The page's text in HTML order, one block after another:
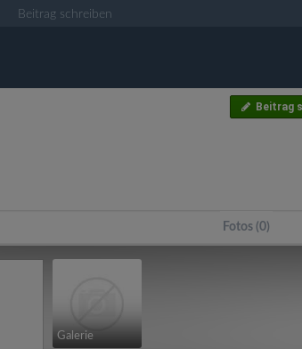
Beitrag schreiben
Beitrag
Fotos (0)
Galerie